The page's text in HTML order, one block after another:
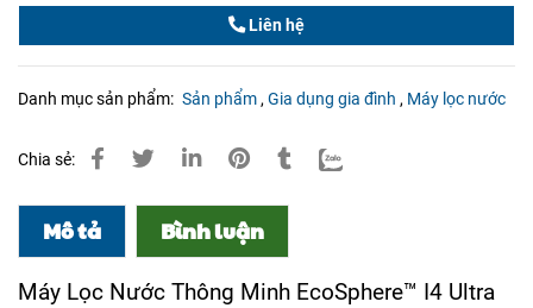
Liên hệ
Danh mục sản phẩm: Sản phẩm,Gia dụng gia đình , Máy lọc nước
Chia sẻ:
Mô tả Bình luận
Máy Lọc Nước Thông Minh EcoSphere™ I4 Ultra